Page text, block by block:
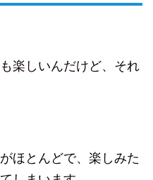
楽しいんだけど、それ
ほとんどで、楽しみた